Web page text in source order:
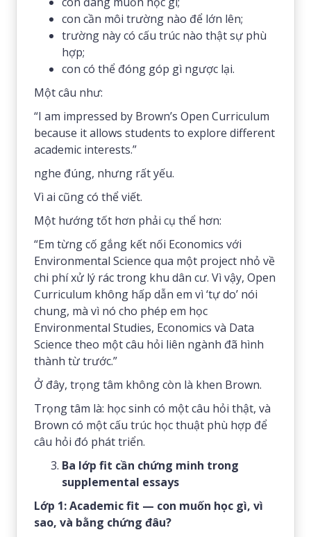
con cần môi trường nào để lớn lên;
trường này có cấu trúc nào thật sự phù
hợp;
con có thể đóng góp gì ngược lại.
Một câu như:
“I am impressed by Brown’s Open Curriculum
because it allows students to explore different
academic interests.”
nghe đúng, nhưng rất yếu.
Vì ai cũng có thể viết.
Một hướng tốt hơn phải cụ thể hơn:
“Em từng cố gắng kết nối Economics với
Environmental Science qua một project nhỏ về
chi phí xử lý rác trong khu dân cư. Vì vậy, Open
Curriculum không hấp dẫn em vì ‘tự do’ nói
chung, mà vì nó cho phép em học
Environmental Studies, Economics và Data
Science theo một câu hỏi liên ngành đã hình
thành từ trước.”
Ở đây, trọng tâm không còn là khen Brown.
Trọng tâm là: học sinh có một câu hỏi thật, và
Brown có một cấu trúc học thuật phù hợp để
câu hỏi đó phát triển.
Ba lớp fit cần chứng minh trong
supplemental essays
Lớp 1: Academic fit — con muốn học gì, vì
sao, và bằng chứng đâu?